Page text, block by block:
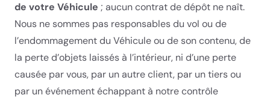
de votre Véhicule ; aucun contrat de dépôt ne naît.
Nous ne sommes pas responsables du vol ou de
l’endommagement du Véhicule ou de son contenu, de
la perte d’objets laissés à l’intérieur, ni d’une perte
causée par vous, par un autre client, par un tiers ou
par un événement échappant à notre contrôle